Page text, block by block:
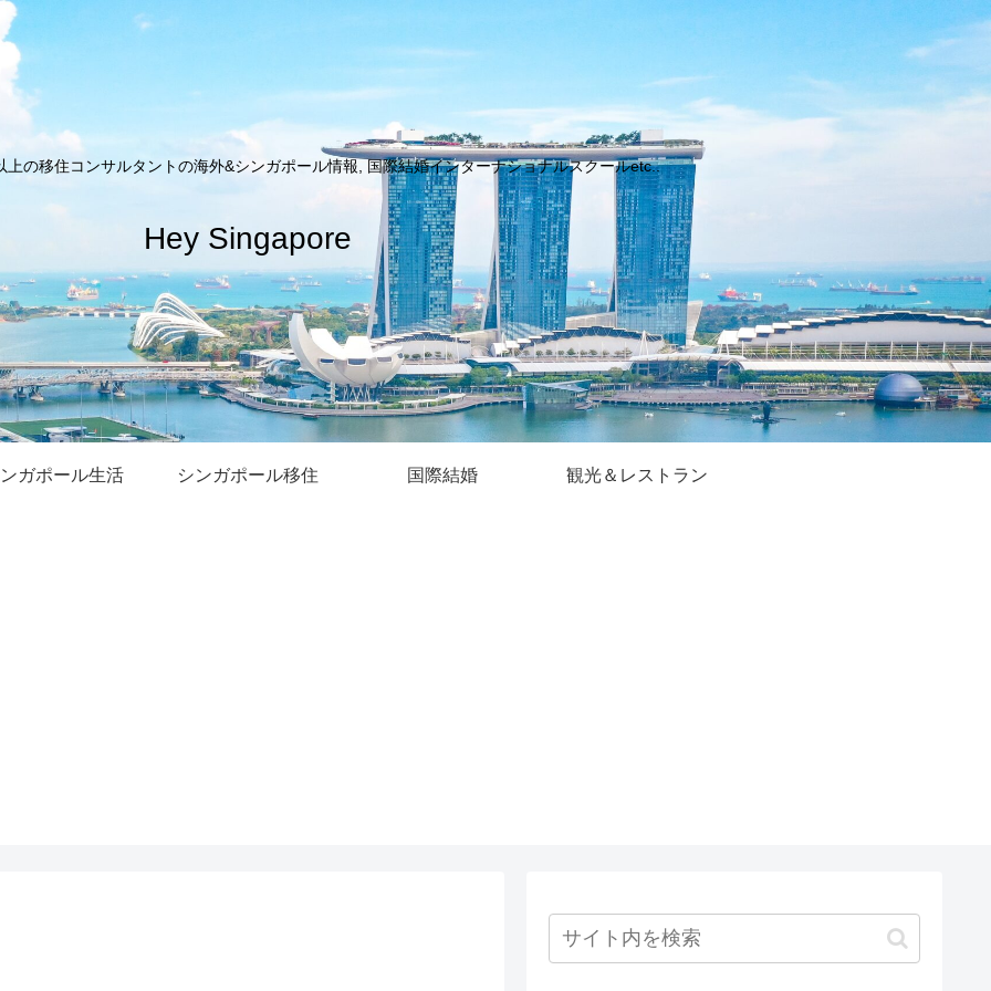
上の移住コンサルタントの海外&シンガポール情報, 国際結婚インターナショナルスクールetc..
Hey Singapore
ガポール生活 シンガポール移住 国際結婚 観光＆レストラン